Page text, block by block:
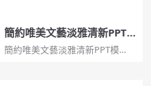
簡約唯美文藝淡雅清新PPT
模板
簡約唯美文藝淡雅清新PPT模